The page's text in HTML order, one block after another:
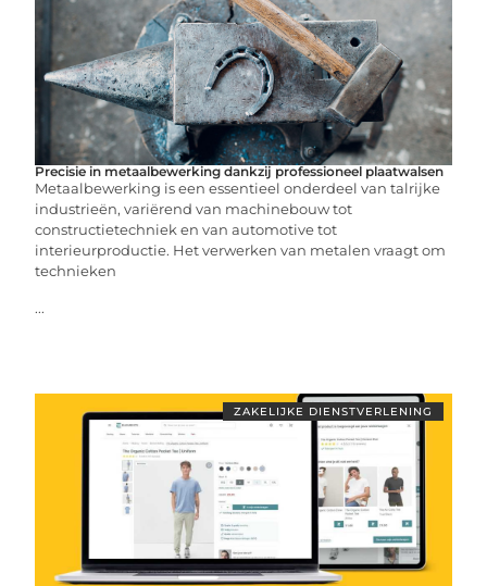
Precisie in metaalbewerking dankzij professioneel plaatwalsen
Metaalbewerking is een essentieel onderdeel van talrijke
industrieën, variërend van machinebouw tot
constructietechniek en van automotive tot
interieurproductie. Het verwerken van metalen vraagt om
technieken
...
ZAKELIJKE DIENSTVERLENING